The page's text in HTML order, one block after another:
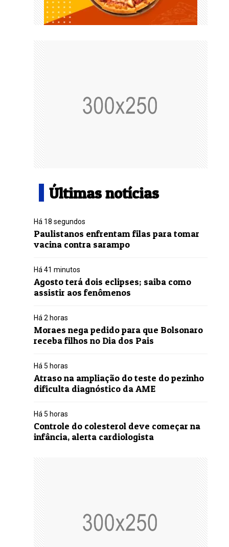
Últimas notícias
Há 18 segundos
Paulistanos enfrentam filas para tomar
vacina contra sarampo
Há 41 minutos
Agosto terá dois eclipses; saiba como
assistir aos fenômenos
Há 2 horas
Moraes nega pedido para que Bolsonaro
receba filhos no Dia dos Pais
Há 5 horas
Atraso na ampliação do teste do pezinho
dificulta diagnóstico da AME
Há 5 horas
Controle do colesterol deve começar na
infância, alerta cardiologista